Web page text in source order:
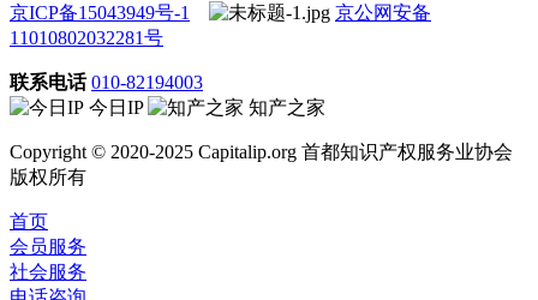
京ICP备15043949号-1
京公网安备
11010802032281号
联系电话 010-82194003
今日IP
知产之家
Copyright © 2020-2025 Capitalip.org 首都知识产权服务业协会
版权所有
首页
会员服务
社会服务